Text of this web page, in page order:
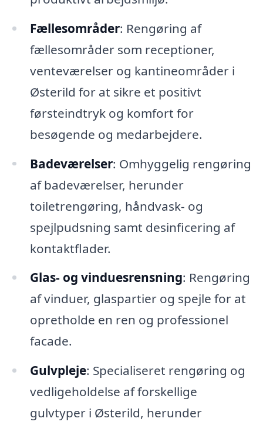
Fællesområder: Rengøring af
fællesområder som receptioner,
venteværelser og kantineområder i
Østerild for at sikre et positivt
førsteindtryk og komfort for
besøgende og medarbejdere.
Badeværelser: Omhyggelig rengøring
af badeværelser, herunder
toiletrengøring, håndvask- og
spejlpudsning samt desinficering af
kontaktflader.
Glas- og vinduesrensning: Rengøring
af vinduer, glaspartier og spejle for at
opretholde en ren og professionel
facade.
Gulvpleje: Specialiseret rengøring og
vedligeholdelse af forskellige
gulvtyper i Østerild, herunder